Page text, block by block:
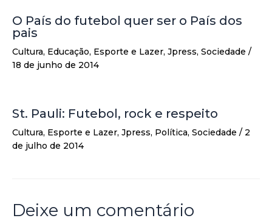
O País do futebol quer ser o País dos
pais
Cultura, Educação, Esporte e Lazer, Jpress, Sociedade /
18 de junho de 2014
St. Pauli: Futebol, rock e respeito
Cultura, Esporte e Lazer, Jpress, Política, Sociedade / 2
de julho de 2014
Deixe um comentário